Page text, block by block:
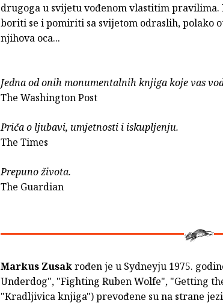
drugoga u svijetu vođenom vlastitim
boriti se i pomiriti sa svijetom odraslih, polako
njihova oca...
Jedna od onih monumentalnih knjiga koje vas
The Washington Post
Priča o ljubavi, umjetnosti i iskupljenju.
The Times
Prepuno života.
The Guardian
Markus Zusakrođen je u Sydneyju 1975.
Underdog", "Fighting Ruben Wolfe", "Getting
"Kradljivica knjiga") prevođene su na strane